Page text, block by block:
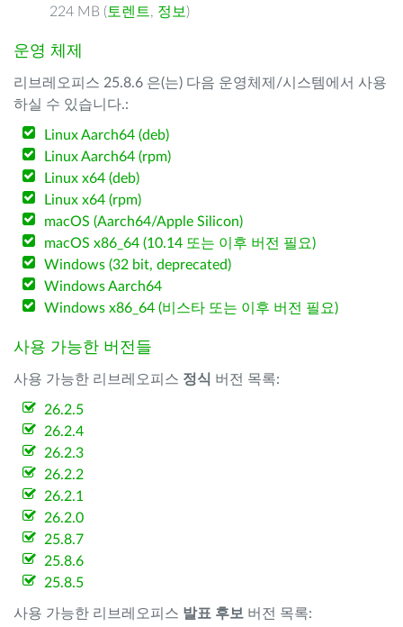
224 MB ( 토렌트, 정보 )
운영 체제
리브레오피스 25.8.6 은(는) 다음 운영체제/시스템에서 사용
하실 수 있습니다.:
Linux Aarch64 (deb)
Linux Aarch64 (rpm)
Linux x64 (deb)
Linux x64 (rpm)
macOS (Aarch64/Apple Silicon)
macOS x86_64 (10.14 또는 이후 버전 필요)
Windows (32 bit, deprecated)
Windows Aarch64
Windows x86_64 (비스타 또는 이후 버전 필요)
사용 가능한 버전들
사용 가능한 리브레오피스 정식 버전 목록:
26.2.5
26.2.4
26.2.3
26.2.2
26.2.1
26.2.0
25.8.7
25.8.6
25.8.5
사용 가능한 리브레오피스 발표 후보 버전 목록: